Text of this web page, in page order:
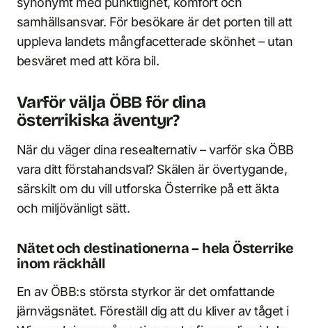
samhällsansvar. För besökare är det porten till att
uppleva landets mångfacetterade skönhet – utan
besväret med att köra bil.
Varför välja ÖBB för dina
österrikiska äventyr?
När du väger dina resealternativ – varför ska ÖBB
vara ditt förstahandsval? Skälen är övertygande,
särskilt om du vill utforska Österrike på ett äkta
och miljövänligt sätt.
Nätet och destinationerna – hela Österrike
inom räckhåll
En av ÖBB:s största styrkor är det omfattande
järnvägsnätet. Föreställ dig att du kliver av tåget i